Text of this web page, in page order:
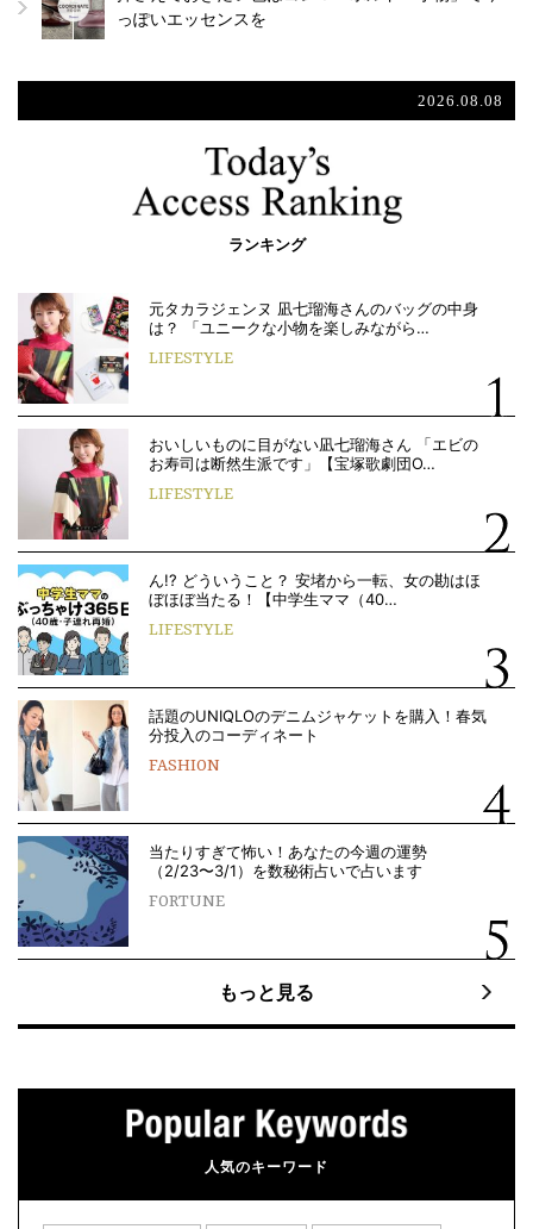
っぽいエッセンスを
2026.08.08
ランキング
元タカラジェンヌ 凪七瑠海さんのバッグの中身
は？ 「ユニークな小物を楽しみながら…
LIFESTYLE
おいしいものに目がない凪七瑠海さん 「エビの
お寿司は断然生派です」【宝塚歌劇団O…
LIFESTYLE
ん!? どういうこと？ 安堵から一転、女の勘はほ
ぼほぼ当たる！【中学生ママ（40…
LIFESTYLE
話題のUNIQLOのデニムジャケットを購入！春気
分投入のコーディネート
FASHION
当たりすぎて怖い！あなたの今週の運勢
（2/23〜3/1）を数秘術占いで占います
FORTUNE
もっと見る
人気のキーワード